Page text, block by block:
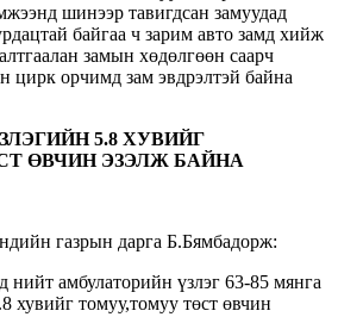
шинээр тавигдсан замуудад
байгаа ч зарим авто замд хийж
замын хөдөлгөөн саарч
цирк орчимд зам эвдрэлтэй байна
5.8 ХУВИЙГ
ӨВЧИН ЭЗЭЛЖ БАЙНА
газрын дарга Б.Бямбадорж:
амбулаторийн үзлэг 63-85 мянга
хувийг томуу,томуу төст өвчин